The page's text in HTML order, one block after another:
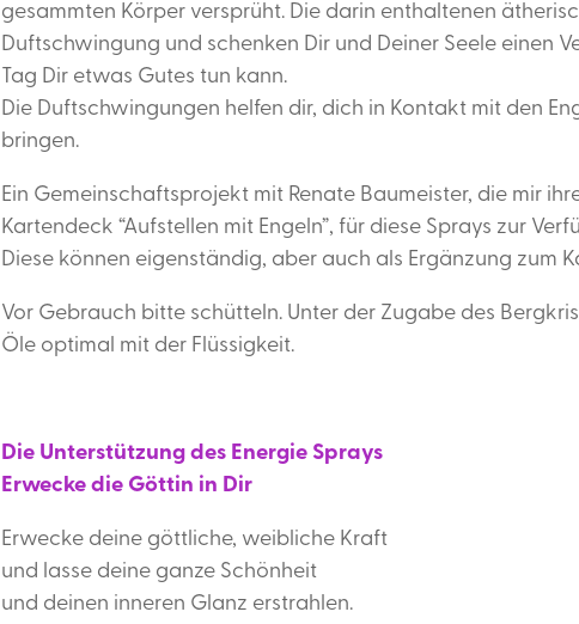
gesammten Körper versprüht. Die darin enthaltenen
Duftschwingung und schenken Dir und Deiner Seele einen
Tag Dir etwas Gutes tun kann.
Die Duftschwingungen helfen dir, dich in Kontakt mit den
bringen.
Ein Gemeinschaftsprojekt mit Renate Baumeister, die mir
Kartendeck “Aufstellen mit Engeln”, für diese Sprays zur
Diese können eigenständig, aber auch als Ergänzung zum
Vor Gebrauch bitte schütteln. Unter der Zugabe des
Öle optimal mit der Flüssigkeit.
Die Unterstützung des Energie Sprays
Erwecke die Göttin in Dir
Erwecke deine göttliche, weibliche Kraft
und lasse deine ganze Schönheit
und deinen inneren Glanz erstrahlen.